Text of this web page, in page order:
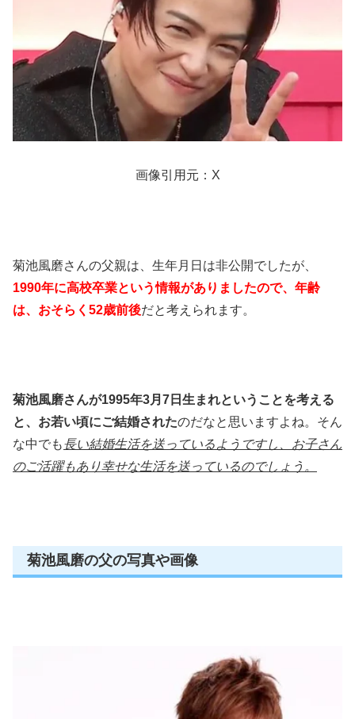
画像引用元：X
菊池風磨さんの父親は、生年月日は非公開でしたが、
1990年に高校卒業という情報がありましたので、年齢
は、おそらく52歳前後だと考えられます。
菊池風磨さんが1995年3月7日生まれということを考える
と、お若い頃にご結婚されたのだなと思いますよね。そん
な中でも長い結婚生活を送っているようですし、お子さん
のご活躍もあり幸せな生活を送っているのでしょう。
菊池風磨の父の写真や画像